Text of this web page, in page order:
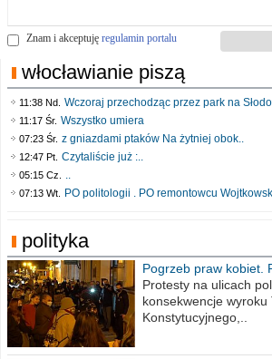
Znam i akceptuję regulamin portalu
włocławianie piszą
11:38 Nd. Wczoraj przechodząc przez park na
11:17 Śr. Wszystko umiera
07:23 Śr. z gniazdami ptaków Na żytniej obok..
12:47 Pt. Czytaliście już :..
05:15 Cz. ..
07:13 Wt. PO politologii . PO remontowcu
polityka
Pogrzeb praw kobiet.
poselskim PiS
Protesty na ulicach
konsekwencje wyroku
Konstytucyjnego,..